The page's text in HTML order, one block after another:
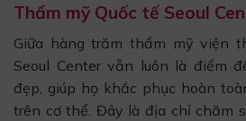
Thẩm mỹ Quốc tế Seoul
Giữa hàng trăm thẩm mỹ viện
Seoul Center vẫn luôn là điểm
đẹp, giúp họ khắc phục hoàn
trên cơ thể. Đây là địa chỉ chăm